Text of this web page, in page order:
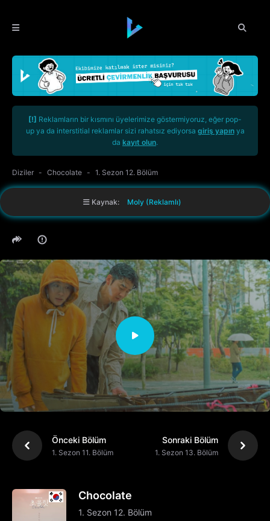
[!] Reklamların bir kısmını üyelerimize göstermiyoruz, eğer pop-
up ya da interstitial reklamlar sizi rahatsız ediyorsa giriş yapınya
da kayıt olun.
Diziler Chocolate 1. Sezon 12. Bölüm
Kaynak: Moly (Reklamlı)
Önceki Bölüm
1. Sezon 11. Bölüm
Sonraki Bölüm
1. Sezon 13. Bölüm
Chocolate
1. Sezon 12. Bölüm